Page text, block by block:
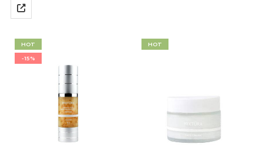
Тип шкіри: будь-який,
переважно…
HOT
-15%
HOT